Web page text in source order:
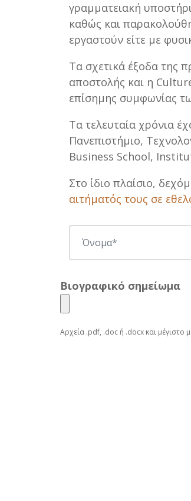
γραμματειακή
καθώς και
εργαστούν είτε με
Τα σχετικά έξοδα της
αποστολής και η
επίσημης συμφωνίας
Τα τελευταία χρόνια
Πανεπιστήμιο,
Business School,
Στο ίδιο πλαίσιο,
αιτήματός τους σε
Βιογραφικό σημείωμα
Αρχεία .pdf, .doc ή .docx και μέγιστο